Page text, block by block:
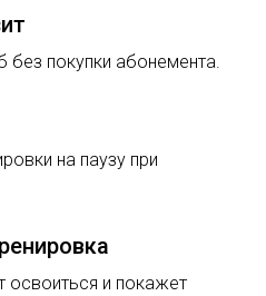
без покупки абонемента.
на паузу при
освоиться и покажет